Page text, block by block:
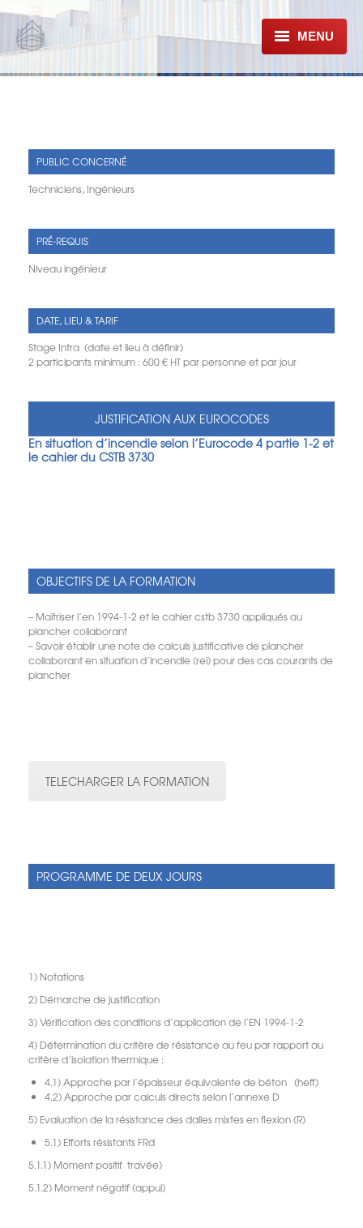
MENU
À PROPOS
CONFORMITÉ E-CAHIER 3747
PUBLIC CONCERNÉ
Techniciens, Ingénieurs
PRÉ-REQUIS
Niveau ingénieur
DATE, LIEU & TARIF
Stage Intra (date et lieu à définir)
2 participants minimum : 600 € HT par personne et par jour
JUSTIFICATION AUX EUROCODES
En situation d’incendie selon l’Eurocode 4 partie 1-2 et
le cahier du CSTB 3730
OBJECTIFS DE LA FORMATION
– Maîtriser l’en 1994-1-2 et le cahier cstb 3730 appliqués au
plancher collaborant
– Savoir établir une note de calculs justificative de plancher
collaborant en situation d’incendie (rei) pour des cas courants de
plancher
TELECHARGER LA FORMATION
PROGRAMME DE DEUX JOURS
1) Notations
2) Démarche de justification
3) Vérification des conditions d’application de l’EN 1994-1-2
4) Détermination du critère de résistance au feu par rapport au
critère d’isolation thermique :
4.1) Approche par l’épaisseur équivalente de béton (heff)
4.2) Approche par calculs directs selon l’annexe D
5) Evaluation de la résistance des dalles mixtes en flexion (R)
5.1) Efforts résistants FRd
5.1.1) Moment positif travée)
5.1.2) Moment négatif (appui)